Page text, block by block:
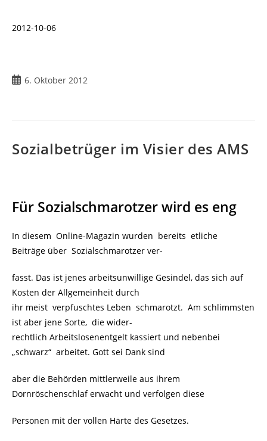
2012-10-06
Beitrag
6. Oktober 2012
Sozialbetrüger im Visier des AMS
Für Sozialschmarotzer wird es eng
In diesem Online-Magazin wurden bereits etliche
Beiträge über Sozialschmarotzer ver-
fasst. Das ist jenes arbeitsunwillige Gesindel, das sich auf
Kosten der Allgemeinheit durch
ihr meist verpfuschtes Leben schmarotzt. Am schlimmsten
ist aber jene Sorte, die wider-
rechtlich Arbeitslosenentgelt kassiert und nebenbei
„schwarz“ arbeitet. Gott sei Dank sind
aber die Behörden mittlerweile aus ihrem
Dornröschenschlaf erwacht und verfolgen diese
Personen mit der vollen Härte des Gesetzes.